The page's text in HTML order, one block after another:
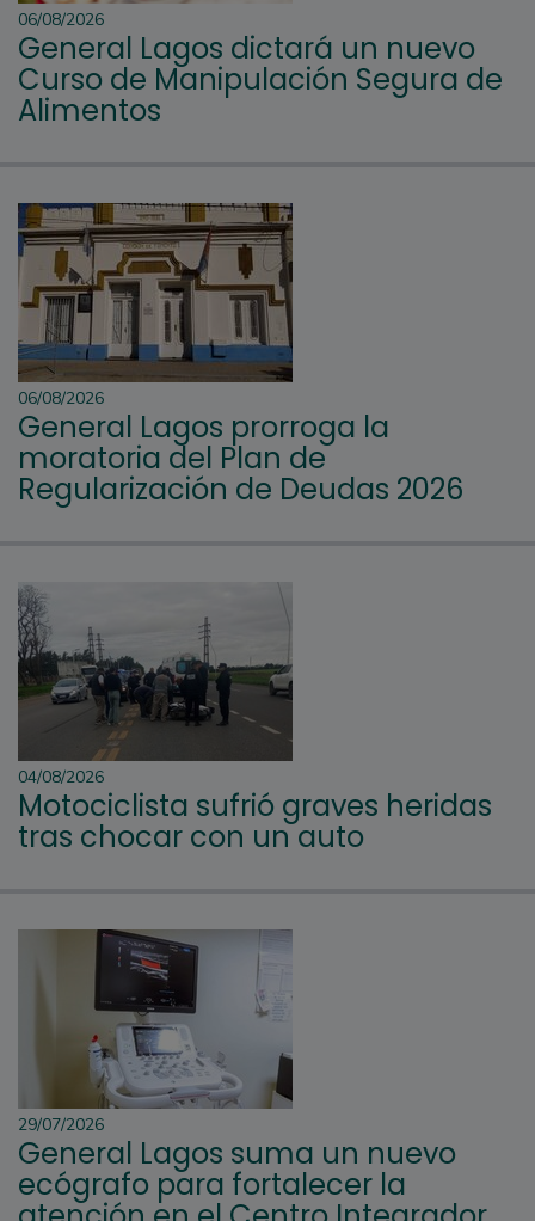
06/08/2026
General Lagos dictará un nuevo
Curso de Manipulación Segura de
Alimentos
06/08/2026
General Lagos prorroga la
moratoria del Plan de
Regularización de Deudas 2026
04/08/2026
Motociclista sufrió graves heridas
tras chocar con un auto
29/07/2026
General Lagos suma un nuevo
ecógrafo para fortalecer la